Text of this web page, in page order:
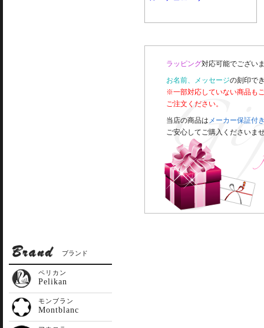
ラッピング対応可能でござい
お名前、メッセージの刻印で
※一部対応していない商品も
ご注文ください。
当店の商品は メーカー保証付
ご安心してご購入くださいま
ブランド
ペリカン
Pelikan
モンブラン
Montblanc